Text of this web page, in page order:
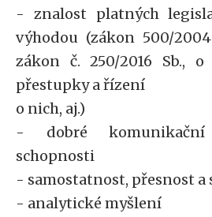
- znalost platných
výhodou (zákon 500/
zákon č. 250/2016 Sb.,
přestupky a řízení
o nich, aj.)
- dobré
schopnosti
- samostatnost, přesnost a
- analytické myšlení